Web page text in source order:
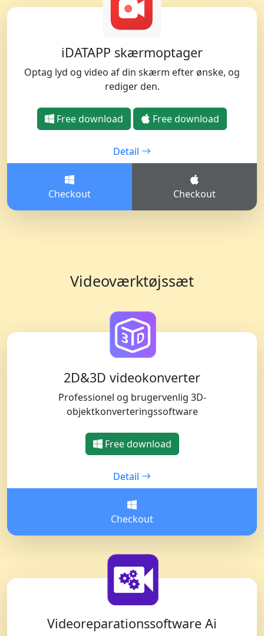
iDATAPP skærmoptager
Optag lyd og video af din skærm efter ønske, og
rediger den.
Free download Free download
Detail
Checkout Checkout
Videoværktøjssæt
2D&3D videokonverter
Professionel og brugervenlig 3D-
objektkonverteringssoftware
Free download
Detail
Checkout
Videoreparationssoftware Ai